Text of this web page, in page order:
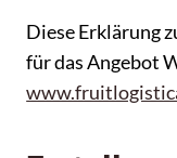
Diese Erklärung
für das Angebot